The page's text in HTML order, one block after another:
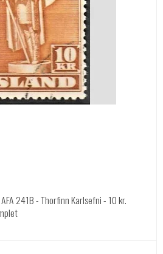
241B - Thorfinn Karlsefni - 10 kr.